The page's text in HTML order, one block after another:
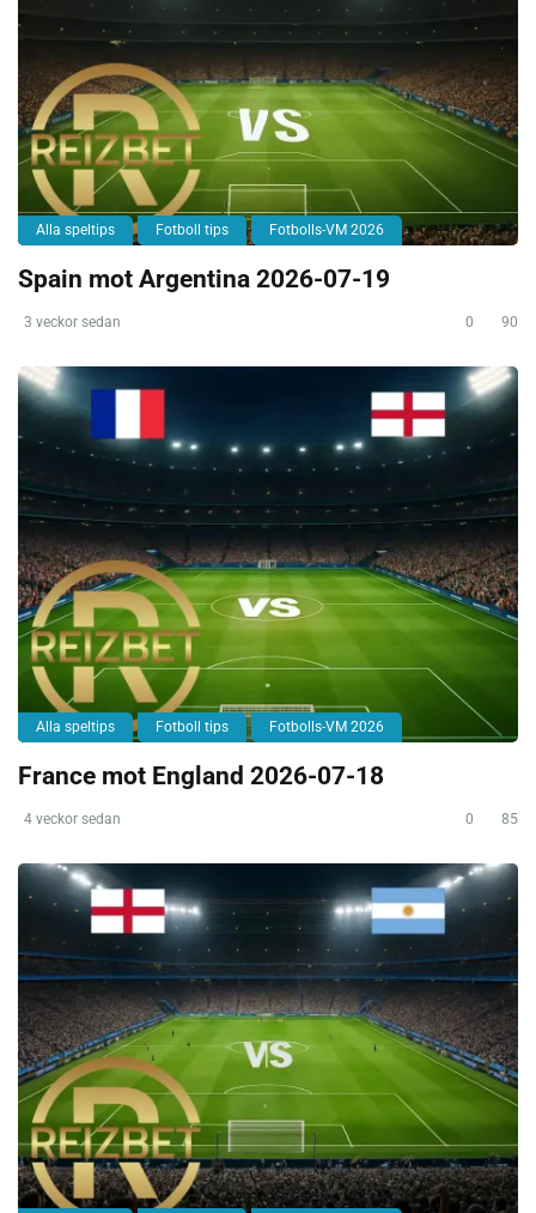
Alla speltips Fotboll tips Fotbolls-VM 2026
Spain mot Argentina 2026-07-19
3 veckor sedan 0 90
Alla speltips Fotboll tips Fotbolls-VM 2026
France mot England 2026-07-18
4 veckor sedan 0 85